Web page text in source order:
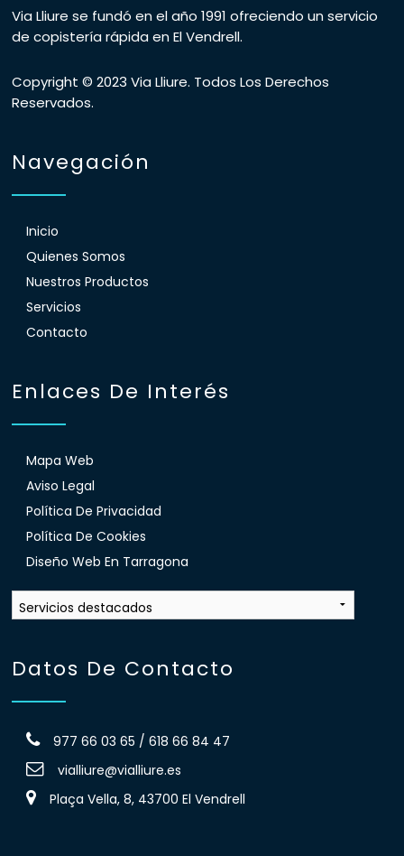
Via Lliure se fundó en el año 1991 ofreciendo un servicio
de copistería rápida en El Vendrell.
Copyright © 2023 Via Lliure. Todos Los Derechos
Reservados.
Navegación
Inicio
Quienes Somos
Nuestros Productos
Servicios
Contacto
Enlaces De Interés
Mapa Web
Aviso Legal
Política De Privacidad
Política De Cookies
Diseño Web En Tarragona
Datos De Contacto
977 66 03 65 / 618 66 84 47
vialliure@vialliure.es
Plaça Vella, 8, 43700 El Vendrell